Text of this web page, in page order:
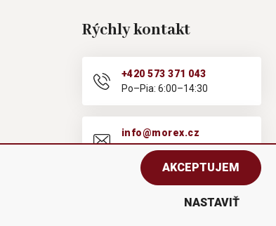
Rýchly kontakt
+420 573 371 043
Po–Pia: 6:00–14:30
info@morex.cz
Po–Pia: 6:00–14:30
AKCEPTUJEM
NASTAVIŤ